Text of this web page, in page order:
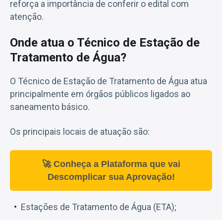
reforça a importância de conferir o edital com
atenção.
Onde atua o Técnico de Estação de
Tratamento de Água?
O Técnico de Estação de Tratamento de Água atua
principalmente em órgãos públicos ligados ao
saneamento básico.
Os principais locais de atuação são:
🚀 Conheça a Plataforma que vai
Descomplicar sua Aprovação!
Estações de Tratamento de Água (ETA);